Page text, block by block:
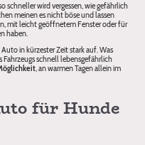
schneller wird vergessen, wie gefährlich
meinen es nicht böse und lassen
mit leicht geöffnetem Fenster oder für
haben.
in kürzester Zeit stark auf. Was
schnell lebensgefährlich
, an warmen Tagen allein im
für Hunde